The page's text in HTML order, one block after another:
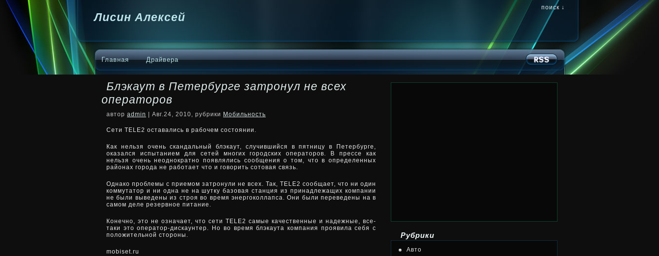
Лисин Алексей
поиск ↓
Главная Драйвера
Блэкаут в Петербурге затронул не всех
операторов
автор admin | Авг.24, 2010, рубрики Мобильность
Сети TELE2 оставались в рабочем состоянии.
Как нельзя очень скандальный блэкаут, случившийся в пятницу в Петербурге,
оказался испытанием для сетей многих городских операторов. В прессе как
нельзя очень неоднократно появлялись сообщенияо том, что в определенных
районах города не работает что и говорить сотовая связь.
Однако проблемы с приемом затронули не всех. Так, TELE2 сообщает, что ни один
коммутатор и ни одна не на шутку базовая станция из принадлежащих компании
не были выведены из строя во время энергоколлапса. Они были переведены на в
самом деле резервное питание.
Конечно, это не означает, что сети TELE2 самые качественные и надежные, все-
таки это оператор-дискаунтер. Но во время блэкаута компания проявила себя с
положительной стороны.
mobiset.ru
Рубрики
Авто